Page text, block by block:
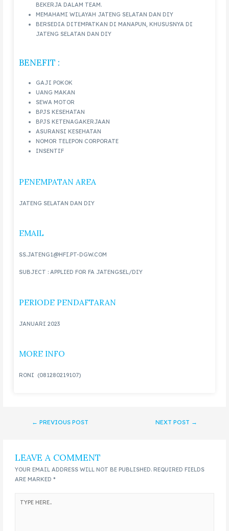
BEKERJA DALAM TEAM.
MEMAHAMI WILAYAH JATENG SELATAN DAN DIY
BERSEDIA DITEMPATKAN DI MANAPUN, KHUSUSNYA DI
JATENG SELATAN DAN DIY
BENEFIT :
GAJI POKOK
UANG MAKAN
SEWA MOTOR
BPJS KESEHATAN
BPJS KETENAGAKERJAAN
ASURANSI KESEHATAN
NOMOR TELEPON CORPORATE
INSENTIF
PENEMPATAN AREA
JATENG SELATAN DAN DIY
EMAIL
SS.JATENG1@HFI.PT-DGW.COM
SUBJECT : APPLIED FOR FA JATENGSEL/DIY
PERIODE PENDAFTARAN
JANUARI 2023
MORE INFO
RONI (081280219107)
← PREVIOUS POST NEXT POST →
LEAVE A COMMENT
YOUR EMAIL ADDRESS WILL NOT BE PUBLISHED. REQUIRED FIELDS
ARE MARKED*